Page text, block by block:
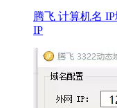
腾飞 计算机名
IP